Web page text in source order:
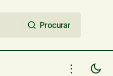
Procurar